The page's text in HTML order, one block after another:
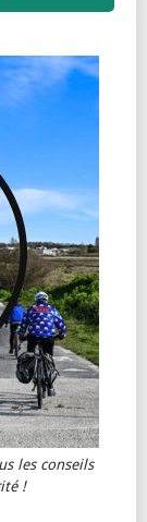
les conseils
!